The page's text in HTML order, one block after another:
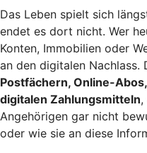
Das Leben spielt sich
endet es dort nicht. Wer
Konten, Immobilien oder
an den digitalen Nachlass.
Postfächern, Online-
digitalen Zahlungsmitteln,
Angehörigen gar nicht
oder wie sie an diese